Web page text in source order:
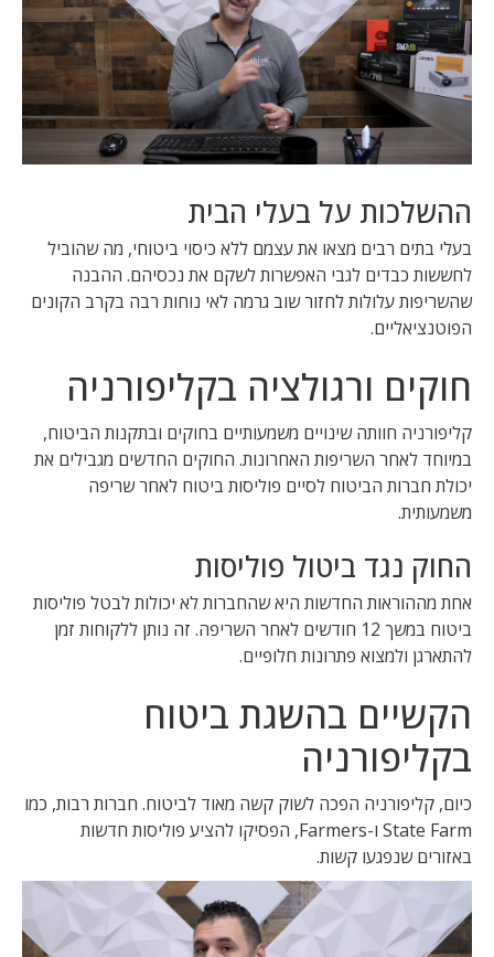
ההשלכות על בעלי הבית
בעלי בתים רבים מצאו את עצמם ללא כיסוי ביטוחי, מה שהוביל
לחששות כבדים לגבי האפשרות לשקם את נכסיהם. ההבנה
שהשריפות עלולות לחזור שוב גרמה לאי נוחות רבה בקרב הקונים
הפוטנציאליים.
חוקים ורגולציה בקליפורניה
קליפורניה חוותה שינויים משמעותיים בחוקים ובתקנות הביטוח,
במיוחד לאחר השריפות האחרונות. החוקים החדשים מגבילים את
יכולת חברות הביטוח לסיים פוליסות ביטוח לאחר שריפה
משמעותית.
החוק נגד ביטול פוליסות
אחת מההוראות החדשות היא שהחברות לא יכולות לבטל פוליסות
ביטוח במשך 12 חודשים לאחר השריפה. זה נותן ללקוחות זמן
להתארגן ולמצוא פתרונות חלופיים.
הקשיים בהשגת ביטוח
בקליפורניה
כיום, קליפורניה הפכה לשוק קשה מאוד לביטוח. חברות רבות, כמו
State Farm ו-Farmers, הפסיקו להציע פוליסות חדשות
באזורים שנפגעו קשות.